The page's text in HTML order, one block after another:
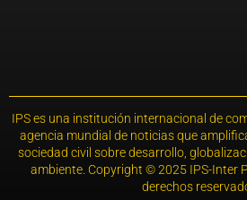
IPS es una institución internacional de
agencia mundial de noticias que
sociedad civil sobre desarrollo,
ambiente. Copyright © 2025 IPS-Inter
derechos